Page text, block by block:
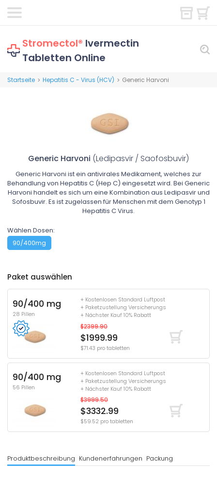
Stromectol® Ivermectin
Tabletten Online
Startseite > Hepatitis C - Virus (HCV) > Generic Harvoni
Generic Harvoni (Ledipasvir / Saofosbuvir)
Generic Harvoni ist ein antivirales Medikament, welches zur
Behandlung von Hepatitis C (Hep C) eingesetzt wird. Bei Generic
Harvoni handelt es sich um eine Kombination aus Ledipasvir und
Sofosbuvir. Es ist zugelassen für Menschen mit dem Genotyp 1
Hepatitis C Virus.
Wählen Dosen:
90/400mg
Paket auswählen
90/400 mg
28 Pillen
+ Kostenlosen Standard Luftpost
+ Paketzustellung Versicherungs
+ Nächster Kauf 10% Rabatt
$2399.90
$1999.99
$71.43 pro tabletten
90/400 mg
56 Pillen
+ Kostenlosen Standard Luftpost
+ Paketzustellung Versicherungs
+ Nächster Kauf 10% Rabatt
$3999.50
$3332.99
$59.52 pro tabletten
Produktbeschreibung Kundenerfahrungen Packung